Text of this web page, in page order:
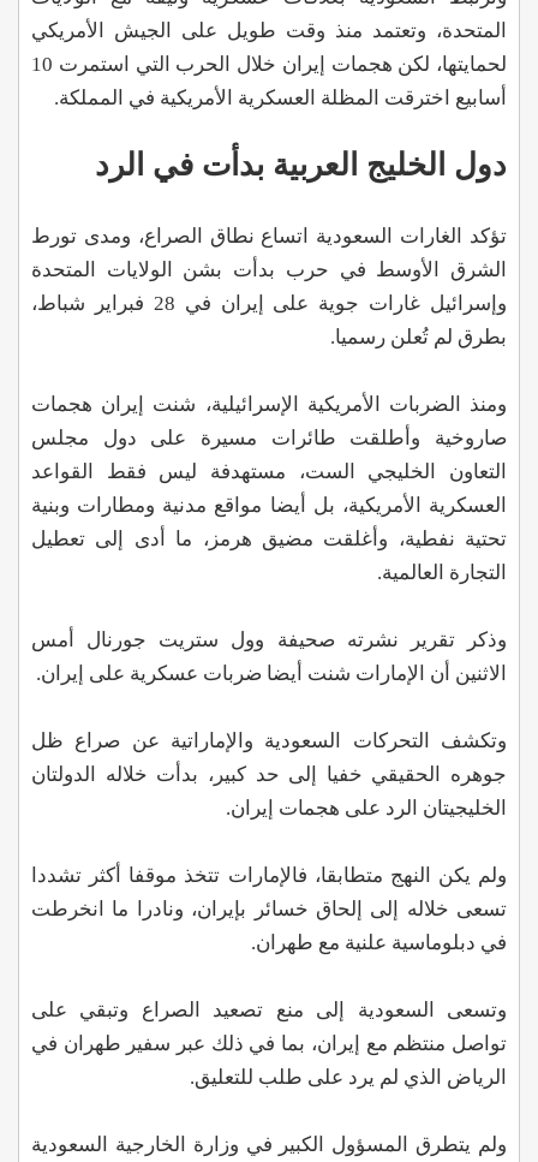
المتحدة، وتعتمد منذ وقت طويل على الجيش الأمريكي
لحمايتها، لكن هجمات إيران خلال الحرب التي استمرت 10
أسابيع اخترقت المظلة العسكرية الأمريكية في المملكة.
دول الخليج العربية بدأت في الرد
تؤكد الغارات السعودية اتساع نطاق الصراع، ومدى تورط
الشرق الأوسط في حرب بدأت بشن الولايات المتحدة
وإسرائيل غارات جوية على إيران في 28 فبراير شباط،
بطرق لم تُعلن رسميا.
ومنذ الضربات الأمريكية الإسرائيلية، شنت إيران هجمات
صاروخية وأطلقت طائرات مسيرة على دول مجلس
التعاون الخليجي الست، مستهدفة ليس فقط القواعد
العسكرية الأمريكية، بل أيضا مواقع مدنية ومطارات وبنية
تحتية نفطية، وأغلقت مضيق هرمز، ما أدى إلى تعطيل
التجارة العالمية.
وذكر تقرير نشرته صحيفة وول ستريت جورنال أمس
الاثنين أن الإمارات شنت أيضا ضربات عسكرية على إيران.
وتكشف التحركات السعودية والإماراتية عن صراع ظل
جوهره الحقيقي خفيا إلى حد كبير، بدأت خلاله الدولتان
الخليجيتان الرد على هجمات إيران.
ولم يكن النهج متطابقا، فالإمارات تتخذ موقفا أكثر تشددا
تسعى خلاله إلى إلحاق خسائر بإيران، ونادرا ما انخرطت
في دبلوماسية علنية مع طهران.
وتسعى السعودية إلى منع تصعيد الصراع وتبقي على
تواصل منتظم مع إيران، بما في ذلك عبر سفير طهران في
الرياض الذي لم يرد على طلب للتعليق.
ولم يتطرق المسؤول الكبير في وزارة الخارجية السعودية